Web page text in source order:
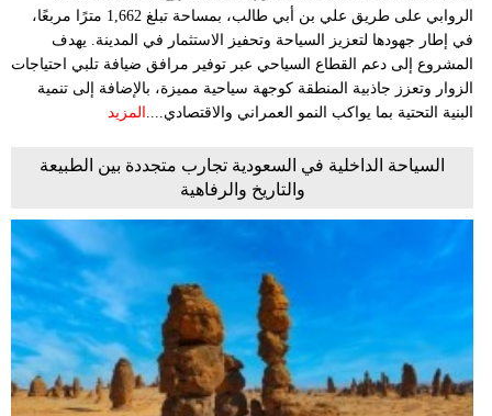
الروابي على طريق علي بن أبي طالب، بمساحة تبلغ 1,662 مترًا مربعًا،
في إطار جهودها لتعزيز السياحة وتحفيز الاستثمار في المدينة. يهدف
المشروع إلى دعم القطاع السياحي عبر توفير مرافق ضيافة تلبي احتياجات
الزوار وتعزز جاذبية المنطقة كوجهة سياحية مميزة، بالإضافة إلى تنمية
البنية التحتية بما يواكب النمو العمراني والاقتصادي.... المزيد
السياحة الداخلية في السعودية تجارب متجددة بين الطبيعة
والتاريخ والرفاهية